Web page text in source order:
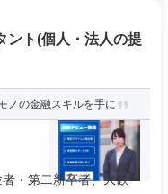
ント(個人・法人の提
ノの金融スキルを手に
・第二新卒者、大歓